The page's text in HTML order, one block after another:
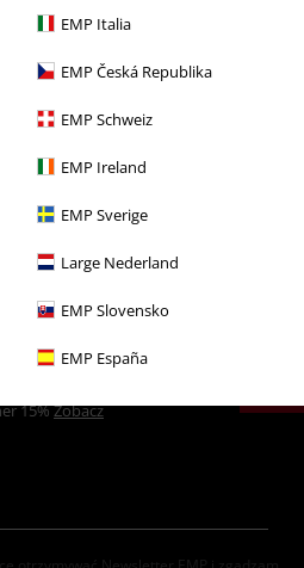
EMP Italia
EMP Česká Republika
EMP Schweiz
EMP Ireland
EMP Sverige
Large Nederland
EMP Slovensko
EMP España
możliwości.
do uszu
do uszu Kolczyki
15%Zobacz